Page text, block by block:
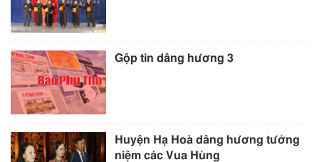
Gộp tin dâng hương 3
Huyện Hạ Hoà dâng hương tưởng
niệm các Vua Hùng